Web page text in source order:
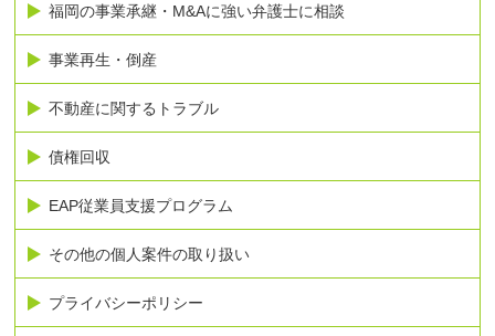
福岡の事業承継・M&Aに強い弁護士に相談
事業再生・倒産
不動産に関するトラブル
債権回収
EAP従業員支援プログラム
その他の個人案件の取り扱い
プライバシーポリシー